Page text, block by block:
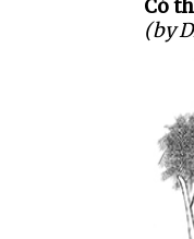
Có
(by